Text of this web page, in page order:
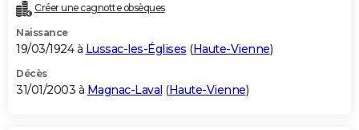
Créer une cagnotte obsèques
Naissance
19/03/1924 à Lussac-les-Églises (Haute-Vienne)
Décès
31/01/2003 à Magnac-Laval (Haute-Vienne)